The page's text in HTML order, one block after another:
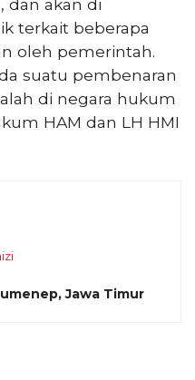
dan akan di
terkait beberapa
oleh pemerintah.
suatu pembenaran
di negara hukum
HAM dan LH HMI
Jawa Timur